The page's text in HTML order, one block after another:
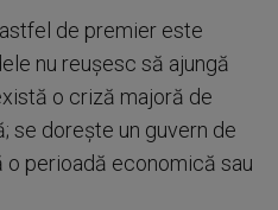
de premier este
nu reușesc să ajungă
o criză majoră de
se dorește un guvern de
perioadă economică sau